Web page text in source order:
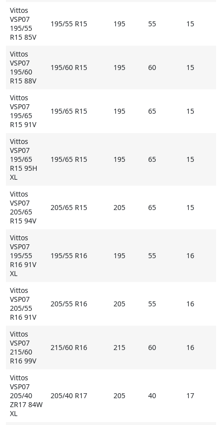
на прямых участках дорог.
Основные особенности Vittos VSP07
- несимметричный протекторный рисунок
обеспечивает сбалансированные ходовые качества,
улучшая большинство из них;
мокром покрытии, благодаря большой длине и
оптимизированному расположению канавок и
прорезей;
- усиленная наружная плечевая зона улучшает
управляемость и устойчивость в поворотах,
уменьшает неравномерность износа.
* Внимание: летние шины не российского
происхождения могут быть промаркированы
обозначением M+S
Vittos
VSP07
195/55
R15 85V
195/55 R15 195 55 15
Vittos
VSP07
195/60
R15 88V
195/60 R15 195 60 15
Vittos
VSP07
195/65
R15 91V
195/65 R15 195 65 15
Vittos
VSP07
195/65
R15 95H
XL
195/65 R15 195 65 15
Vittos
VSP07
205/65
R15 94V
205/65 R15 205 65 15
Vittos
VSP07
195/55
R16 91V
XL
195/55 R16 195 55 16
Vittos
VSP07
205/55
R16 91V
205/55 R16 205 55 16
Vittos
VSP07
215/60
R16 99V
215/60 R16 215 60 16
Vittos
VSP07
205/40
ZR17 84W
XL
205/40 R17 205 40 17